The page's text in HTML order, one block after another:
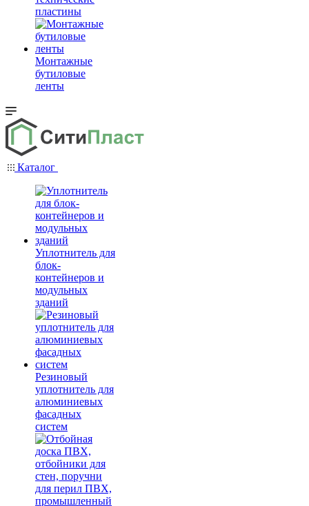
пластины
Монтажные
бутиловые
ленты
Каталог
Уплотнитель для
блок-
контейнеров и
модульных
зданий
Резиновый
уплотнитель для
алюминиевых
фасадных
систем